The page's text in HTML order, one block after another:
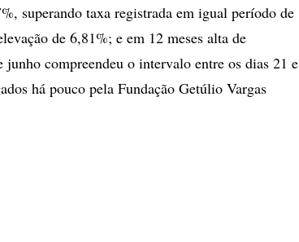
superando taxa registrada em igual período de
de 6,81%; e em 12 meses alta de
compreendeu o intervalo entre os dias 21 e
há pouco pela Fundação Getúlio Vargas